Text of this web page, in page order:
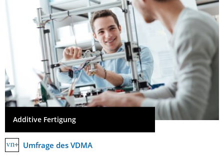
Additive Fertigung
Umfrage des VDMA